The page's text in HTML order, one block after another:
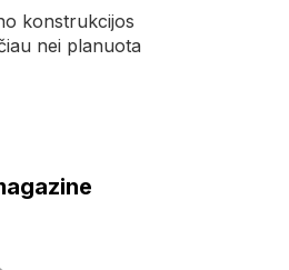
konstrukcijos
nei planuota